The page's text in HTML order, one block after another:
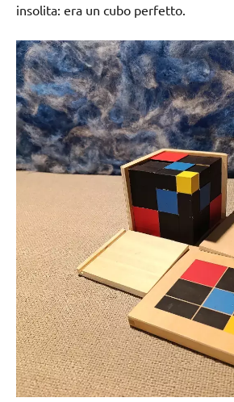
insolita: era un cubo perfetto.